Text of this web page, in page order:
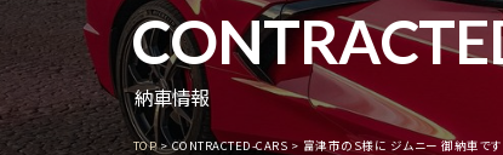
納車情報
TOP CONTRACTED-CARS 富津市のS様に ジムニー 御納車で